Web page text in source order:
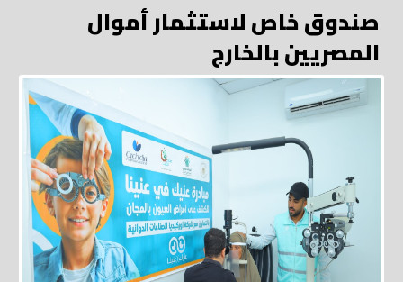
صندوق خاص لاستثمار أموال
المصريين بالخارج